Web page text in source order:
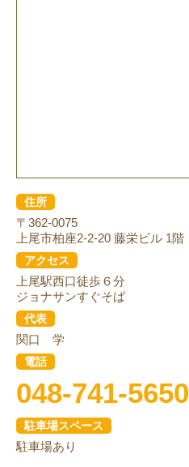
住所
〒362-0075
上尾市柏座2-2-20 藤栄ビル 1階
アクセス
上尾駅西口徒歩６分
ジョナサンすぐそば
代表
関口 学
電話
048-741-5650
駐車場スペース
駐車場あり